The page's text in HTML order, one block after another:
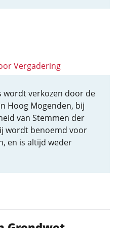
Vergadering
wordt verkozen door de
Hoog Mogenden, bij
van Stemmen der
wordt benoemd voor
en is altijd weder